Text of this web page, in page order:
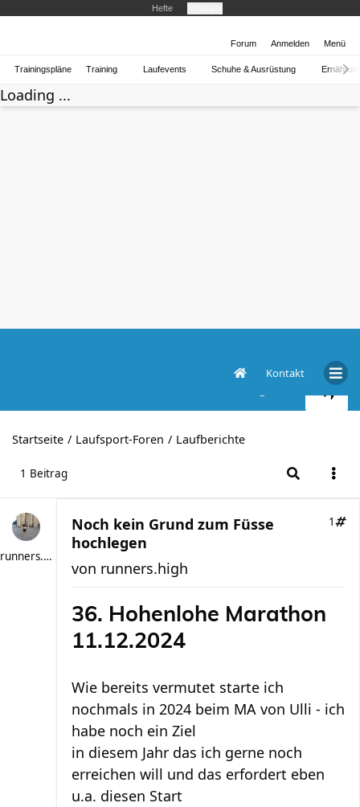
Hefte
Forum Anmelden Menü
Trainingspläne Training Laufevents Schuhe & Ausrüstung
Loading ...
Kontakt
Startseite Laufsport-Foren Laufberichte
1 Beitrag
runners.high
Noch kein Grund zum Füsse
hochlegen
1
von runners.high
36. Hohenlohe Marathon
11.12.2024
Wie bereits vermutet starte ich
nochmals in 2024 beim MA von Ulli - ich
habe noch ein Ziel
in diesem Jahr das ich gerne noch
erreichen will und das erfordert eben
u.a. diesen Start